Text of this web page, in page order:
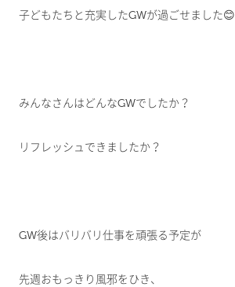
子どもたちと充実したGWが過ごせました😊
みんなさんはどんなGWでしたか？
リフレッシュできましたか？
GW後はバリバリ仕事を頑張る予定が
先週おもっきり風邪をひき、